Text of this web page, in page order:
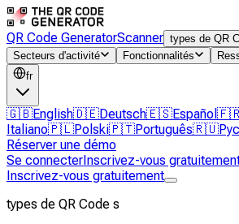
QR Code GeneratorScanner types de QR
Secteurs d'activité
Fonctionnalités
fr
🇬🇧English🇩🇪Deutsch🇪🇸Español
Italiano🇵🇱Polski🇵🇹Português🇷🇺
Réserver une démo
Se connecterInscrivez-vous
Inscrivez-vous gratuitement
types de QR Code s